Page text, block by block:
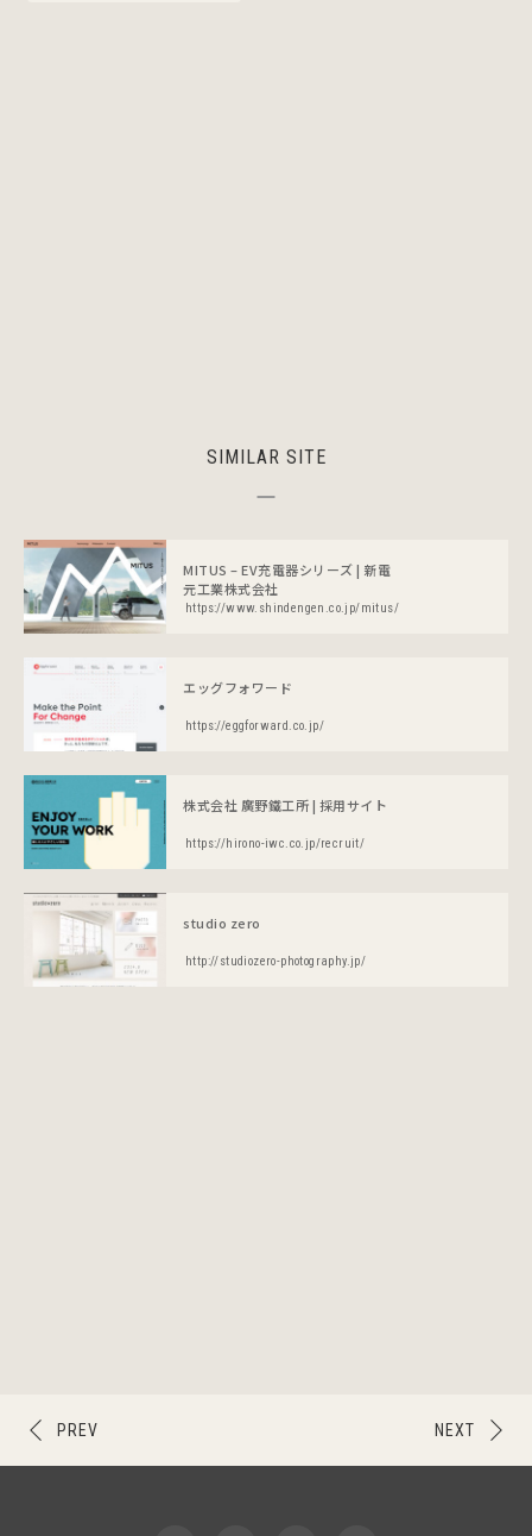
SIMILAR SITE
MITUS – EV充電器シリーズ | 新電
元工業株式会社
https://www.shindengen.co.jp/mitus/
エッグフォワード
https://eggforward.co.jp/
株式会社 廣野鐵工所 | 採用サイト
https://hirono-iwc.co.jp/recruit/
studio zero
http://studiozero-photography.jp/
NEXT
PREV